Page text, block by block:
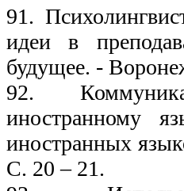
91.
идеи в
будущее. -
92.
иностранному
иностранных
С. 20 – 21.